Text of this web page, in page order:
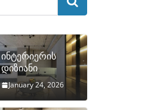
ინტერიერის
დიზიანი
January 24, 2026